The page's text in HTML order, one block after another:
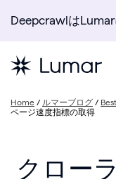
Deepcrawlは
Home / ルマーブログ /
ページ速度指標の取得
クロー